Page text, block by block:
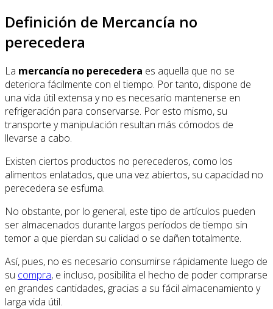
Definición de Mercancía no
perecedera
La mercancía no perecedera es aquella que no se
deteriora fácilmente con el tiempo. Por tanto, dispone de
una vida útil extensa y no es necesario mantenerse en
refrigeración para conservarse. Por esto mismo, su
transporte y manipulación resultan más cómodos de
llevarse a cabo.
Existen ciertos productos no perecederos, como los
alimentos enlatados, que una vez abiertos, su capacidad no
perecedera se esfuma.
No obstante, por lo general, este tipo de artículos pueden
ser almacenados durante largos períodos de tiempo sin
temor a que pierdan su calidad o se dañen totalmente.
Así, pues, no es necesario consumirse rápidamente luego de
su compra, e incluso, posibilita el hecho de poder comprarse
en grandes cantidades, gracias a su fácil almacenamiento y
larga vida útil.